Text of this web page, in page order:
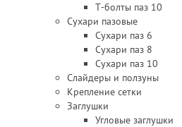
Т-болты паз 10
Сухари пазовые
Сухари паз 6
Сухари паз 8
Сухари паз 10
Слайдеры и ползуны
Крепление сетки
Заглушки
Угловые заглушки